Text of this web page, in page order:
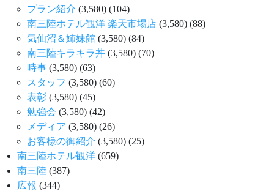
プラン紹介 (3,580) (104)
南三陸ホテル観洋 楽天市場店 (3,580) (88)
気仙沼＆姉妹館 (3,580) (84)
南三陸キラキラ丼 (3,580) (70)
時事 (3,580) (63)
スタッフ (3,580) (60)
表彰 (3,580) (45)
勉強会 (3,580) (42)
メディア (3,580) (26)
お客様の御紹介 (3,580) (25)
南三陸ホテル観洋 (659)
南三陸 (387)
広報 (344)